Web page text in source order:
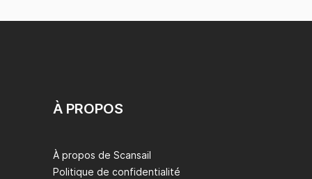
À PROPOS
À propos de Scansail
Politique de confidentialité